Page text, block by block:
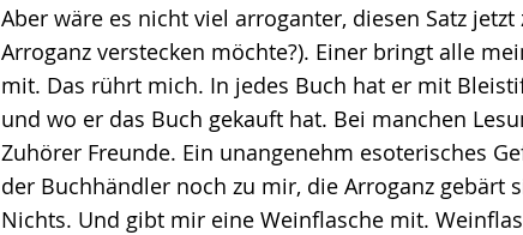
Aber wäre es nicht viel arroganter, diesen Satz
Arroganz verstecken möchte?). Einer bringt alle
mit. Das rührt mich. In jedes Buch hat er mit
und wo er das Buch gekauft hat. Bei manchen
Zuhörer Freunde. Ein unangenehm esoterisches
der Buchhändler noch zu mir, die Arroganz gebärt
Nichts. Und gibt mir eine Weinflasche mit.